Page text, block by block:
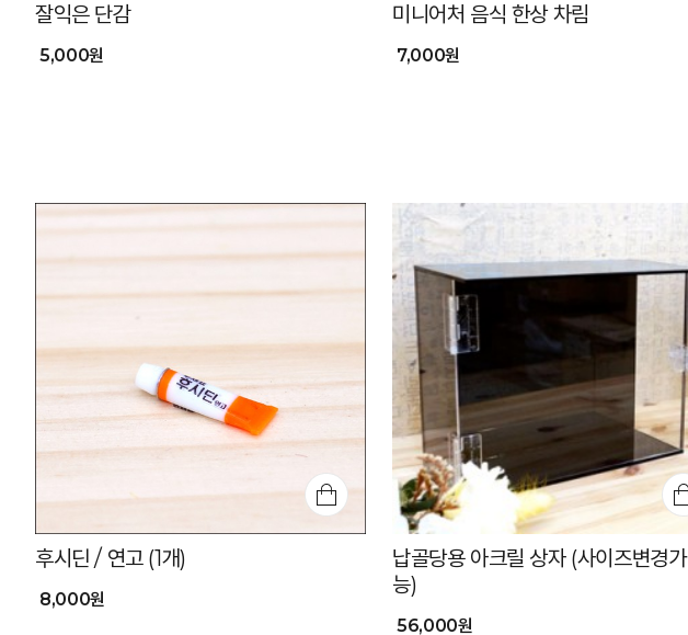
잘익은 단감
5,000원
미니어처 음식 한상 차림
7,000원
후시딘 / 연고 (1개)
8,000원
납골당용 아크릴 상자 (사이즈변경가
능)
56,000원